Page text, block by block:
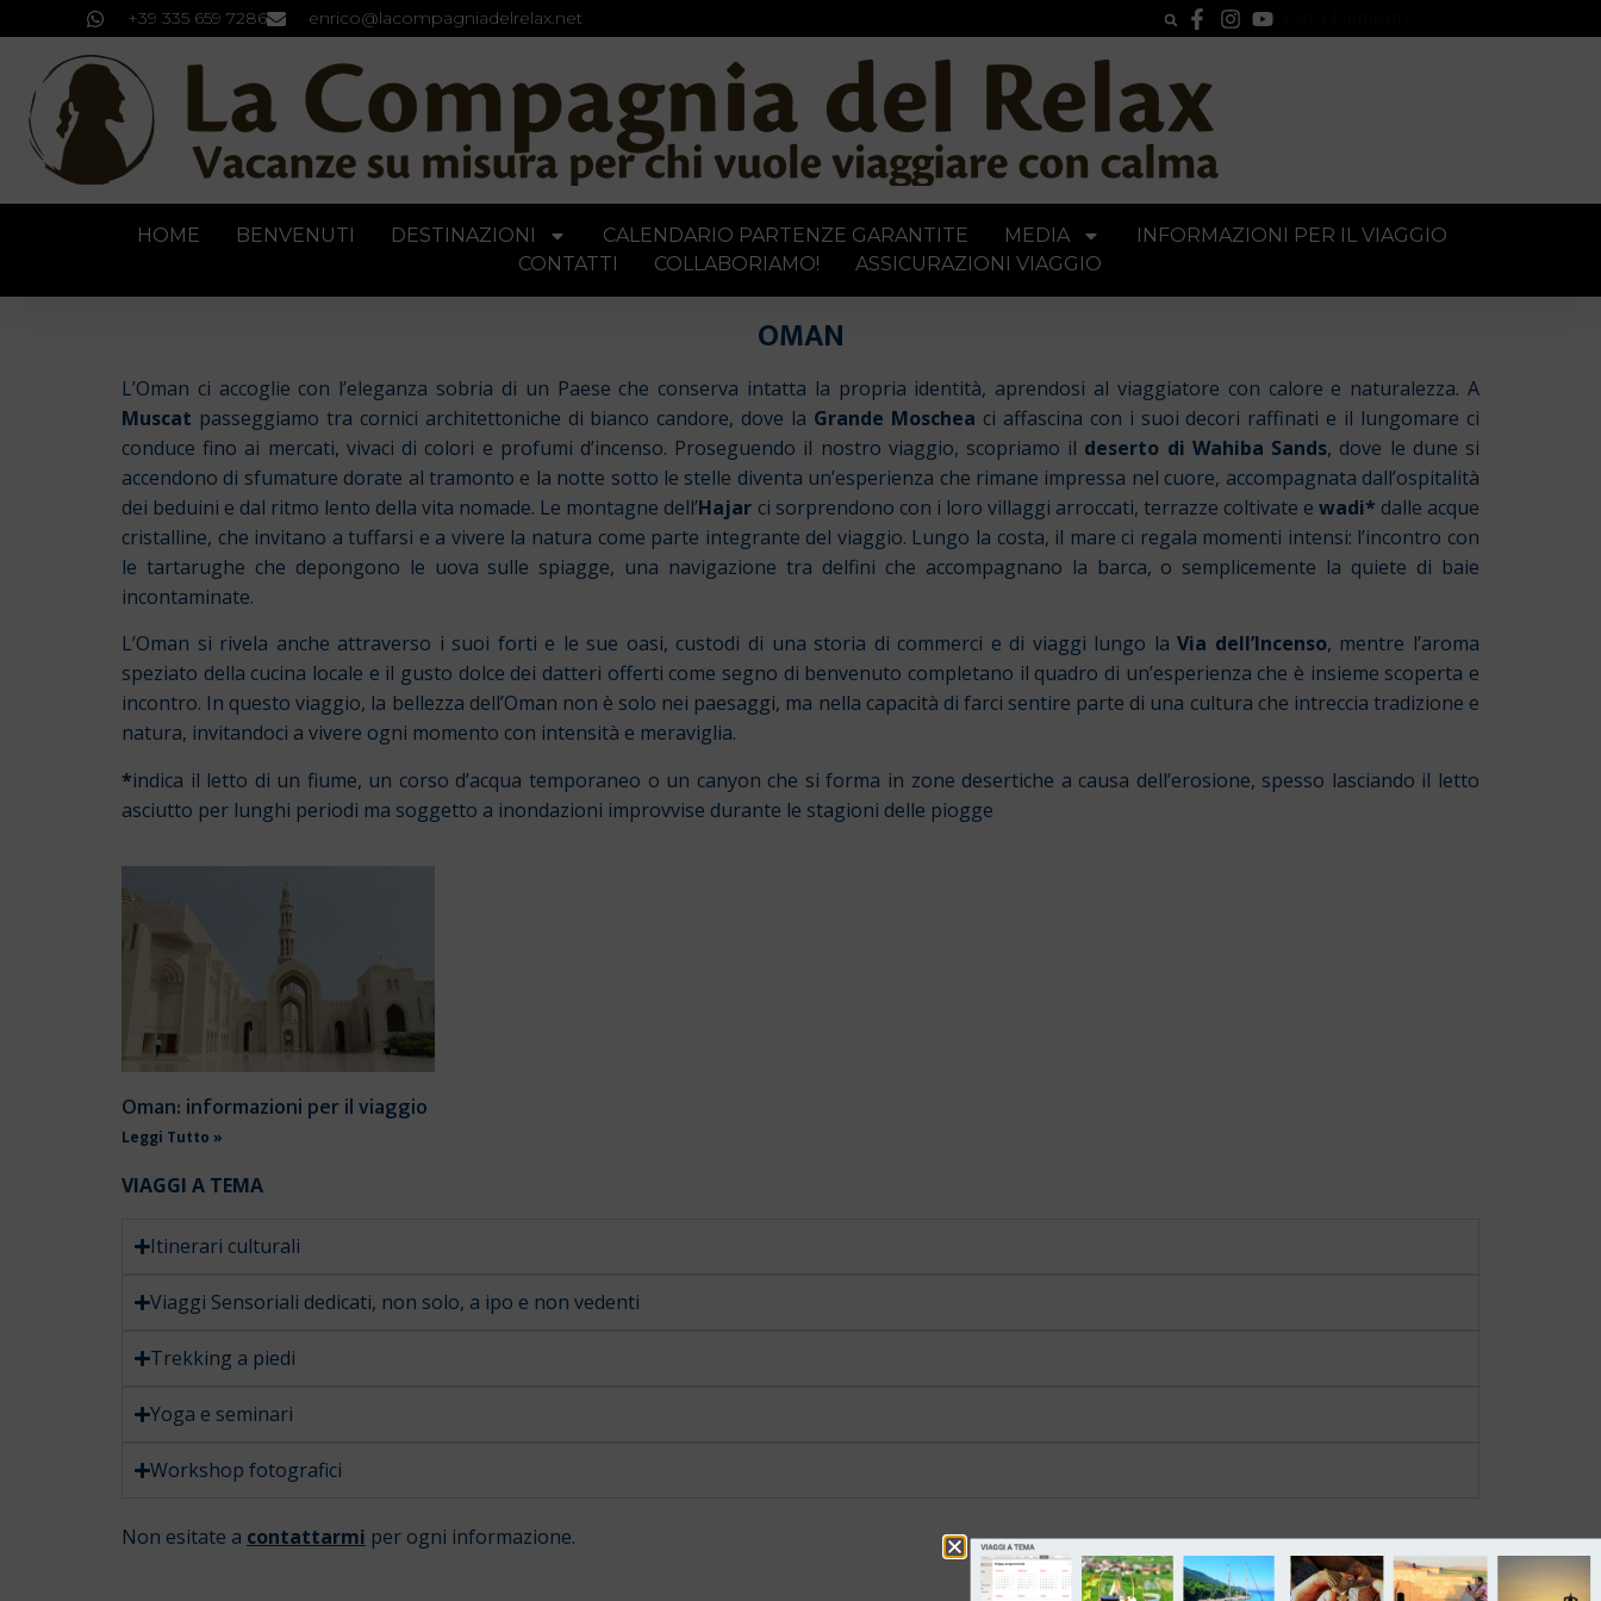
+39 335 659 7286 enrico@lacompagniadelrelax.net
HOME BENVENUTI DESTINAZIONI CALENDARIO PARTENZE GARANTITE MEDIA
INFORMAZIONI PER IL VIAGGIO
CONTATTI
COLLABORIAMO! ASSICURAZIONI VIAGGIO
OMAN
L’Oman ci accoglie con l’eleganza sobria di un Paese che conserva intatta la propria identità, aprendosi al viaggiatore con calore e naturalezza. A
Muscat passeggiamo tra cornici architettoniche di bianco candore, dove la Grande Moschea ci affascina con i suoi decori raffinati e il lungomare ci
conduce fino ai mercati, vivaci di colori e profumi d’incenso. Proseguendo il nostro viaggio, scopriamo il deserto di Wahiba Sands, dove le dune si
accendono di sfumature dorate al tramonto e la notte sotto le stelle diventa un’esperienza che rimane impressa nel cuore, accompagnata dall’ospitalità
dei beduini e dal ritmo lento della vita nomade. Le montagne dell’Hajar ci sorprendono con i loro villaggi arroccati, terrazze coltivate e wadi* dalle acque
cristalline, che invitano a tuffarsi e a vivere la natura come parte integrante del viaggio. Lungo la costa, il mare ci regala momenti intensi: l’incontro con
le tartarughe che depongono le uova sulle spiagge, una navigazione tra delfini che accompagnano la barca, o semplicemente la quiete di baie
incontaminate.
L’Oman si rivela anche attraverso i suoi forti e le sue oasi, custodi di una storia di commerci e di viaggi lungo laVia dell’Incenso, mentre l’aroma
speziato della cucina locale e il gusto dolce dei datteri offerti come segno di benvenuto completano il quadro di un’esperienza che è insieme scoperta e
incontro. In questo viaggio, la bellezza dell’Oman non è solo nei paesaggi, ma nella capacità di farci sentire parte di una cultura che intreccia tradizione e
natura, invitandoci a vivere ogni momento con intensità e meraviglia.
*indica il letto di un fiume, un corso d’acqua temporaneo o un canyon che si forma in zone desertiche a causa dell’erosione, spesso lasciando il letto
asciutto per lunghi periodi ma soggetto a inondazioni improvvise durante le stagioni delle piogge
Oman: informazioni per il viaggio
Leggi Tutto »
VIAGGI A TEMA
Itinerari culturali
Viaggi Sensoriali dedicati, non solo, a ipo e non vedenti
Trekking a piedi
Yoga e seminari
Workshop fotografici
Non esitate a contattarmi per ogni informazione.